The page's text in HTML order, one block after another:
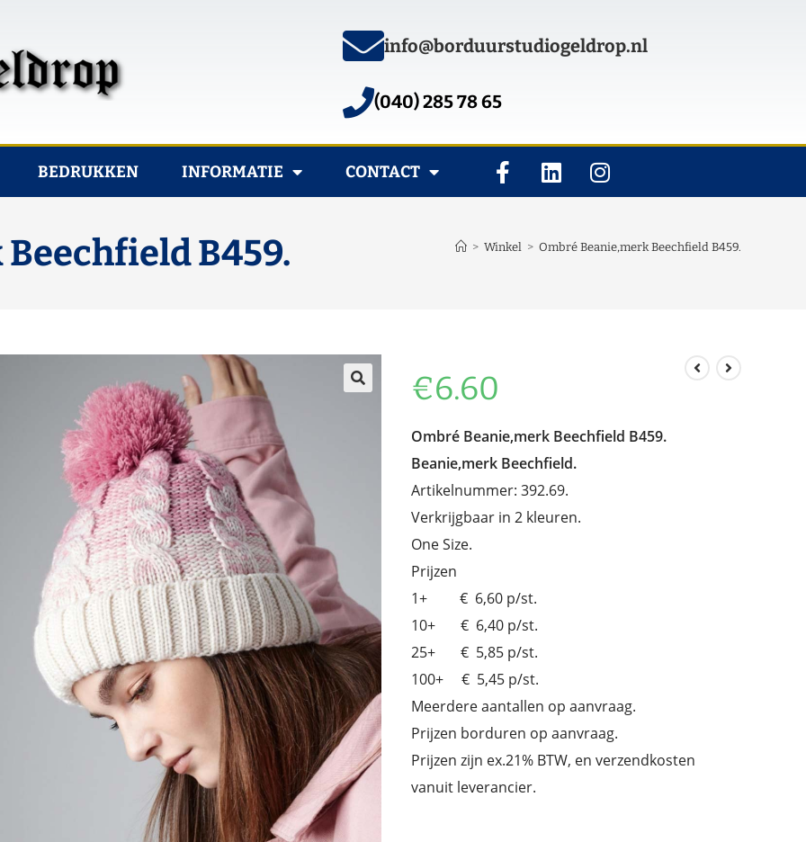
info@borduurstudiogeldrop.nl
(040) 285 78 65
BEDRUKKEN INFORMATIE CONTACT
B459. > Winkel > Ombré Beanie,merk Beechfield B459.
€6.60
Ombré Beanie,merk Beechfield B459.
Beanie,merk Beechfield.
Artikelnummer: 392.69.
Verkrijgbaar in 2 kleuren.
One Size.
Prijzen
1+ € 6,60 p/st.
10+ € 6,40 p/st.
25+ € 5,85 p/st.
100+ € 5,45 p/st.
Meerdere aantallen op aanvraag.
Prijzen borduren op aanvraag.
Prijzen zijn ex.21% BTW, en verzendkosten
vanuit leverancier.